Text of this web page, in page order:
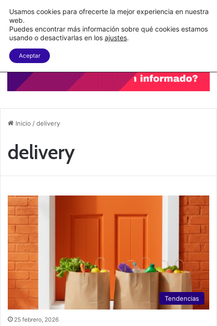
Nueva Ley Aduanera eleva el costo de los errores documentales
Menu
Inicio /delivery
delivery
Tendencias
25 febrero, 2026
Usamos cookies para ofrecerte la mejor experiencia en nuestra
web.
Puedes encontrar más información sobre qué cookies estamos
usando o desactivarlas en los ajustes.
Aceptar